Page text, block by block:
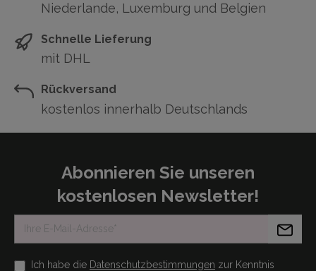
Niederlande, Luxemburg und Belgien
Schnelle Lieferung
mit DHL
Rückversand
kostenlos innerhalb Deutschlands
Abonnieren Sie unseren
kostenlosen Newsletter!
Ich habe die Datenschutzbestimmungen zur Kenntnis